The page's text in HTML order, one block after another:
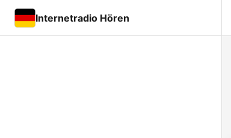
Internetradio Hören